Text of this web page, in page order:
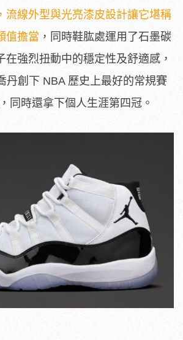
流線外型與光亮漆皮設計讓它堪稱
值擔當 ，同時鞋肱處運用了石墨碳
在強烈扭動中的穩定性及舒適感，
丹創下 NBA 歷史上最好的常規賽
同時還拿下個人生涯第四冠。